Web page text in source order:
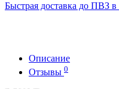
Быстрая доставка до ПВЗ
Описание
Отзывы 0